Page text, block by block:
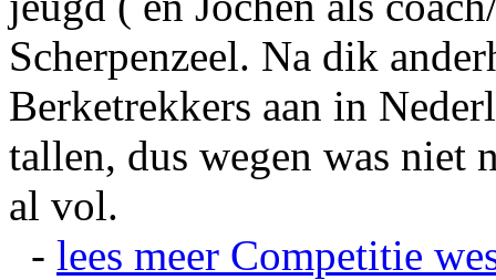
Scherpenzeel. Na dik
Berketrekkers aan in
tallen, dus wegen was niet
al vol.
- lees meer Competitie